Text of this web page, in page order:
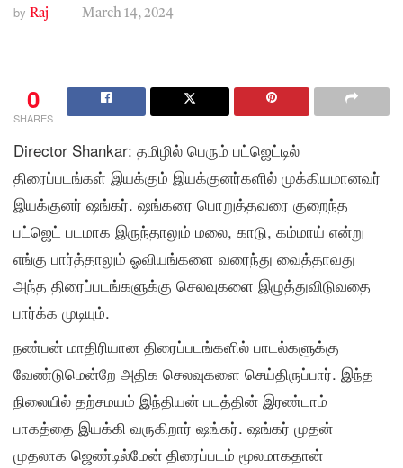
by Raj March 14, 2024
0
SHARES
Director Shankar: தமிழில் பெரும் பட்ஜெட்டில்
திரைப்படங்கள் இயக்கும் இயக்குனர்களில் முக்கியமானவர்
இயக்குனர் ஷங்கர். ஷங்கரை பொறுத்தவரை குறைந்த
பட்ஜெட் படமாக இருந்தாலும் மலை, காடு, கம்மாய் என்று
எங்கு பார்த்தாலும் ஓவியங்களை வரைந்து வைத்தாவது
அந்த திரைப்படங்களுக்கு செலவுகளை இழுத்துவிடுவதை
பார்க்க முடியும்.
நண்பன் மாதிரியான திரைப்படங்களில் பாடல்களுக்கு
வேண்டுமென்றே அதிக செலவுகளை செய்திருப்பார். இந்த
நிலையில் தற்சமயம் இந்தியன் படத்தின் இரண்டாம்
பாகத்தை இயக்கி வருகிறார் ஷங்கர். ஷங்கர் முதன்
முதலாக ஜெண்டில்மேன் திரைப்படம் மூலமாகதான்